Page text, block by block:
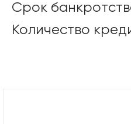
Срок
Количество